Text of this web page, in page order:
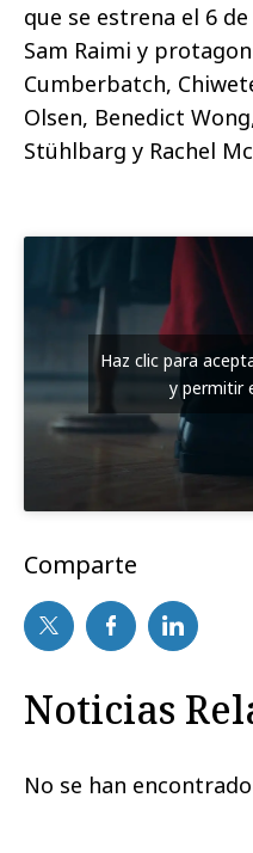
que se estrena el 6
Sam Raimi y
Cumberbatch,
Olsen, Benedict
Stühlbarg y Rachel
Haz clic para
y permitir
Comparte
Noticias
No se han